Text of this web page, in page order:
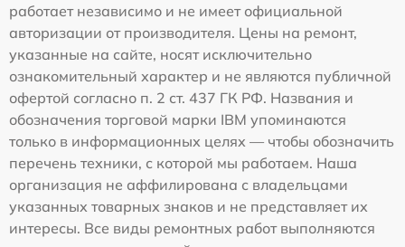
работает независимо и не имеет официальной
авторизации от производителя. Цены на ремонт,
указанные на сайте, носят исключительно
ознакомительный характер и не являются публичной
офертой согласно п. 2 ст. 437 ГК РФ. Названия и
обозначения торговой марки IBM упоминаются
только в информационных целях — чтобы обозначить
перечень техники, с которой мы работаем. Наша
организация не аффилирована с владельцами
указанных товарных знаков и не представляет их
интересы. Все виды ремонтных работ выполняются